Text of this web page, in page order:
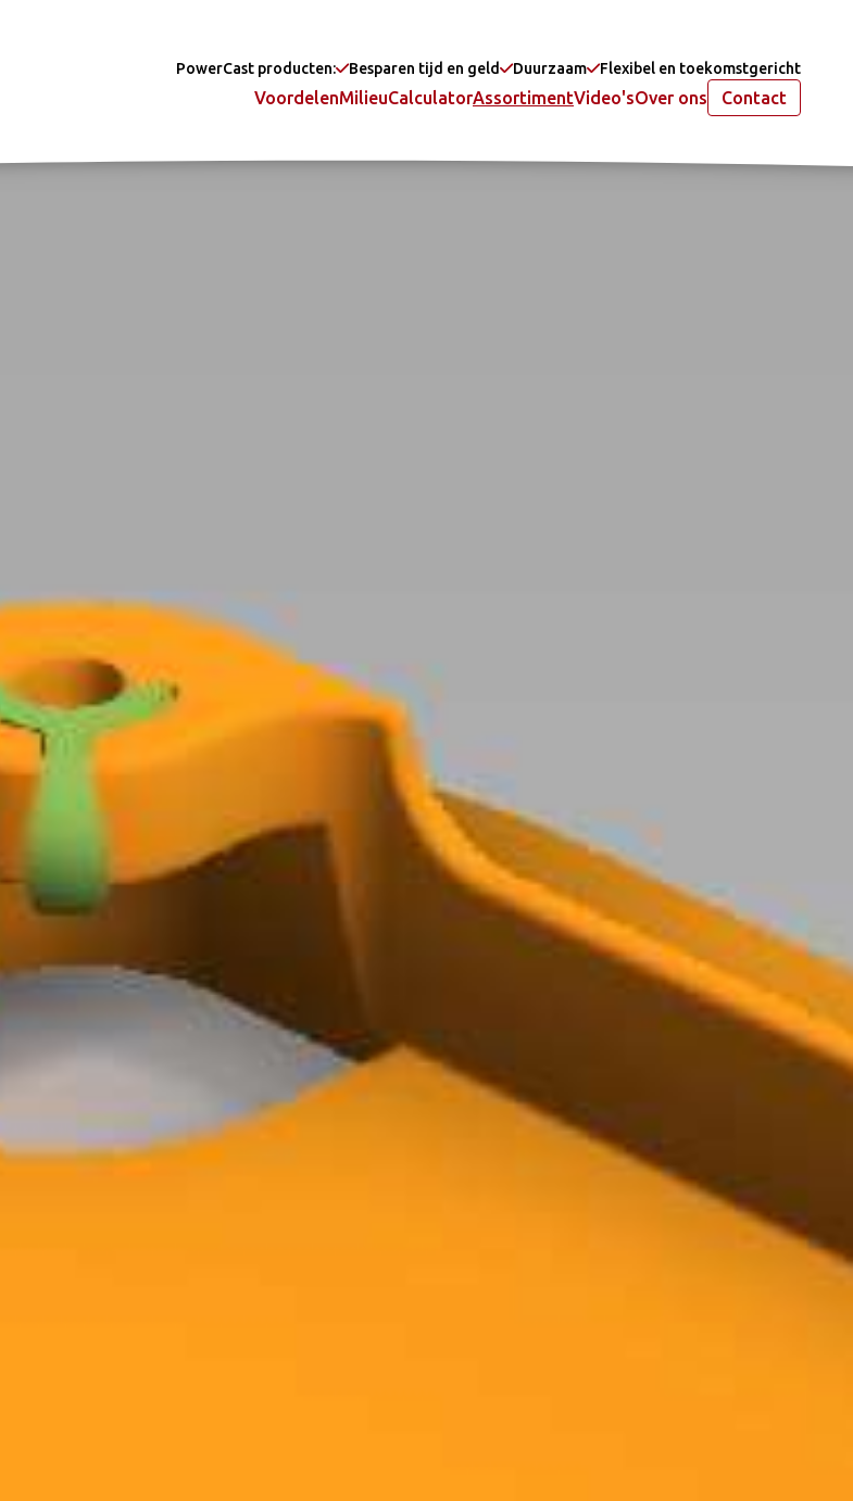
PowerCast producten: Besparen tijd en geld Duurzaam Flexibel en toekomstgericht
VoordelenMilieuCalculatorAssortimentVideo'sOver ons Contact